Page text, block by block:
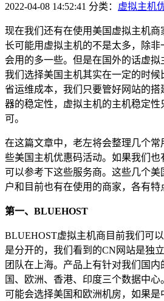
2022-04-08 14:52:41 分类： 虚拟主机
现在我们还有在使用美国虚拟主机
长可能用虚拟主机的不是太多，除
会用的多一些。但是在国外的话虚拟
我们选择美国主机其实在一定的时候
省运维成本，我们只要管好网站的
器的稳定性，虚拟主机的主机稳定性
可。
在这篇文章中，老左将会整理几个
些美国主机优惠码活动。如果我们也
可以参考下这些服务商。这些几个美
户和目前也有在使用的商家，各有特
第一、BLUEHOST
BLUEHOST虚拟主机商目前我们可
是分开的，我们看到的CN网站是独
团队在上海。产品上有针对我们国
国、欧洲、香港、印度三个数据中
可能会选择美国和欧洲机房，如果